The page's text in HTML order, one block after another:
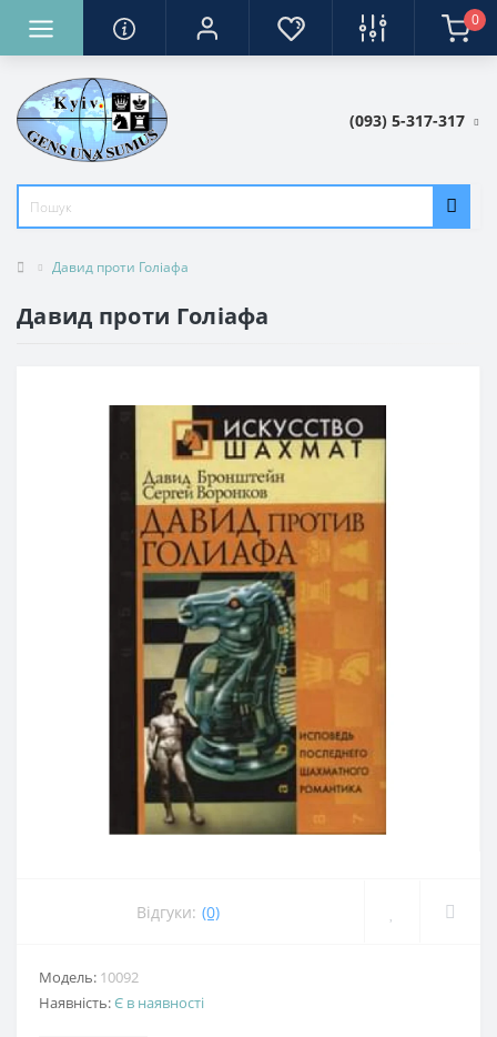
0
(093) 5-317-317
Давид проти Голіафа
Давид проти Голіафа
Відгуки: (0)
Модель: 10092
Наявність:Є в наявності